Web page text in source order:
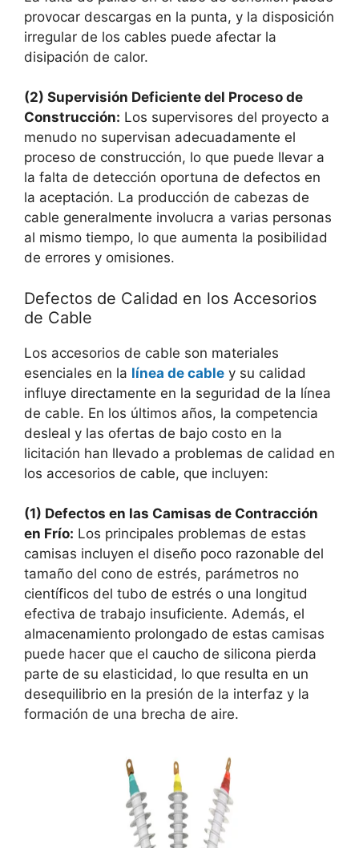
provocar descargas en la punta, y la disposición
irregular de los cables puede afectar la
disipación de calor.
(2) Supervisión Deficiente del Proceso de
Construcción: Los supervisores del proyecto a
menudo no supervisan adecuadamente el
proceso de construcción, lo que puede llevar a
la falta de detección oportuna de defectos en
la aceptación. La producción de cabezas de
cable generalmente involucra a varias personas
al mismo tiempo, lo que aumenta la posibilidad
de errores y omisiones.
Defectos de Calidad en los Accesorios
de Cable
Los accesorios de cable son materiales
esenciales en la línea de cable y su calidad
influye directamente en la seguridad de la línea
de cable. En los últimos años, la competencia
desleal y las ofertas de bajo costo en la
licitación han llevado a problemas de calidad en
los accesorios de cable, que incluyen:
(1) Defectos en las Camisas de Contracción
en Frío: Los principales problemas de estas
camisas incluyen el diseño poco razonable del
tamaño del cono de estrés, parámetros no
científicos del tubo de estrés o una longitud
efectiva de trabajo insuficiente. Además, el
almacenamiento prolongado de estas camisas
puede hacer que el caucho de silicona pierda
parte de su elasticidad, lo que resulta en un
desequilibrio en la presión de la interfaz y la
formación de una brecha de aire.